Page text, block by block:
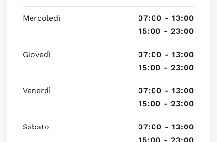
Mercoledì
07:00 - 13:00
15:00 - 23:00
Giovedì
07:00 - 13:00
15:00 - 23:00
Venerdì
07:00 - 13:00
15:00 - 23:00
Sabato
07:00 - 13:00
15:00 - 23:00